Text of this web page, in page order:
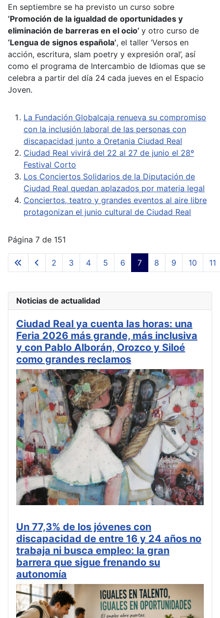
En septiembre se ha previsto un curso sobre
‘Promoción de la igualdad de oportunidades y
eliminación de barreras en el ocio’ y otro curso de
‘Lengua de signos española’, el taller ‘Versos en
acción, escritura, slam poetry y expresión oral’, así
como el programa de Intercambio de Idiomas que se
celebra a partir del día 24 cada jueves en el Espacio
Joven.
La Fundación Globalcaja renueva su compromiso
con la inclusión laboral de las personas con
discapacidad junto a Oretania Ciudad Real
Ciudad Real vivirá del 22 al 27 de junio el 28º
Festival Corto
Los Conciertos Solidarios de la Diputación de
Ciudad Real quedan aplazados por materia legal
Conciertos, teatro y grandes eventos al aire libre
protagonizan el junio cultural de Ciudad Real
Página 7 de 151
2 3 4 5 6 7 8 9 10 11
Noticias de actualidad
Ciudad Real ya cuenta las horas: una
Feria 2026 más grande, más inclusiva
y con Pablo Alborán, Orozco y Siloé
como grandes reclamos
Un 77,3% de los jóvenes con
discapacidad de entre 16 y 24 años no
trabaja ni busca empleo: la gran
barrera que sigue frenando su
autonomía